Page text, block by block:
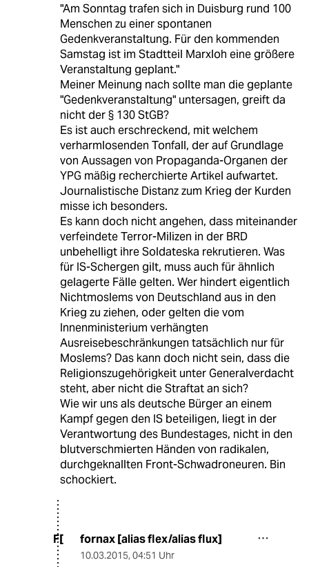
"Am Sonntag trafen sich in Duisburg rund 100
Menschen zu einer spontanen
Gedenkveranstaltung. Für den kommenden
Samstag ist im Stadtteil Marxloh eine größere
Veranstaltung geplant."
Meiner Meinung nach sollte man die geplante
"Gedenkveranstaltung" untersagen, greift da
nicht der § 130 StGB?
Es ist auch erschreckend, mit welchem
verharmlosenden Tonfall, der auf Grundlage
von Aussagen von Propaganda-Organen der
YPG mäßig recherchierte Artikel aufwartet.
Journalistische Distanz zum Krieg der Kurden
misse ich besonders.
Es kann doch nicht angehen, dass miteinander
verfeindete Terror-Milizen in der BRD
unbehelligt ihre Soldateska rekrutieren. Was
für IS-Schergen gilt, muss auch für ähnlich
gelagerte Fälle gelten. Wer hindert eigentlich
Nichtmoslems von Deutschland aus in den
Krieg zu ziehen, oder gelten die vom
Innenministerium verhängten
Ausreisebeschränkungen tatsächlich nur für
Moslems? Das kann doch nicht sein, dass die
Religionszugehörigkeit unter Generalverdacht
steht, aber nicht die Straftat an sich?
Wie wir uns als deutsche Bürger an einem
Kampf gegen den IS beteiligen, liegt in der
Verantwortung des Bundestages, nicht in den
blutverschmierten Händen von radikalen,
durchgeknallten Front-Schwadroneuren. Bin
schockiert.
F[ fornax [alias flex/alias flux]
10.03.2015, 04:51 Uhr